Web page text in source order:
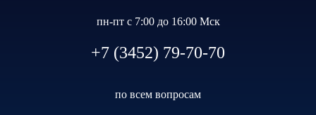
пн-пт с 7:00 до 16:00 Мск
+7 (3452) 79-70-70
по всем вопросам